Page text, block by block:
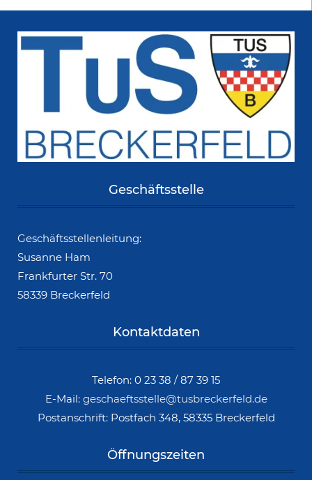
Geschäftsstelle
Geschäftsstellenleitung:
Susanne Ham
Frankfurter Str. 70
58339 Breckerfeld
Kontaktdaten
Telefon: 0 23 38 / 87 39 15
E-Mail: geschaeftsstelle@tusbreckerfeld.de
Postanschrift: Postfach 348, 58335 Breckerfeld
Öffnungszeiten